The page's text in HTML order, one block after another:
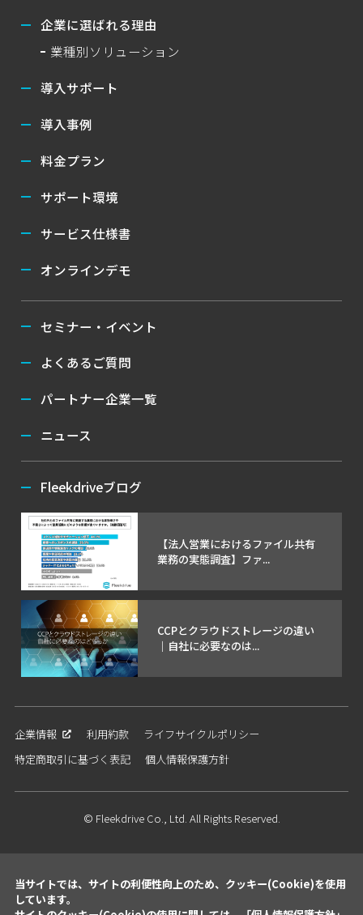
企業に選ばれる理由
業種別ソリューション
導入サポート
導入事例
料金プラン
サポート環境
サービス仕様書
オンラインデモ
セミナー・イベント
よくあるご質問
パートナー企業一覧
ニュース
Fleekdriveブログ
【法人営業におけるファイル共有
業務の実態調査】ファ...
CCPとクラウドストレージの違い
｜自社に必要なのは...
企業情報 利用約款
ライフサイクルポリシー
特定商取引に基づく表記
個人情報保護方針
© Fleekdrive Co., Ltd. All Rights Reserved.
当サイトでは、サイトの利便性向上のため、クッキー(Cookie)を使用
しています。